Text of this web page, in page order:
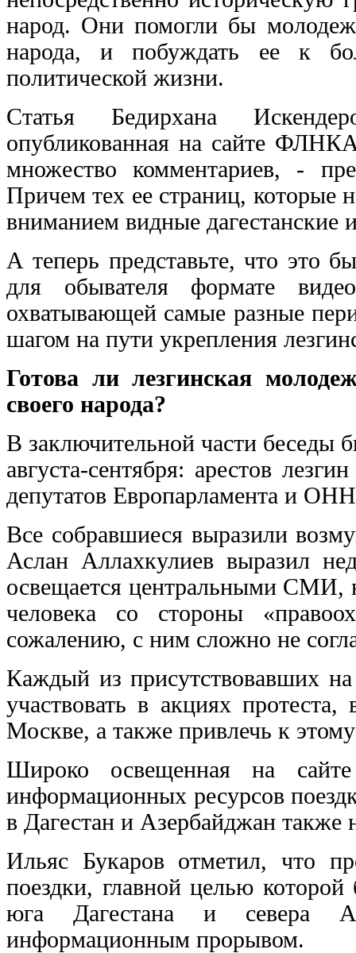
народ. Они помогли бы молодежи
народа, и побуждать ее к
политической жизни.
Статья Бедирхана
опубликованная на сайте
множество комментариев, -
Причем тех ее страниц, которые
вниманием видные дагестанские
А теперь представьте, что это
для обывателя формате
охватывающей самые разные
шагом на пути укрепления
Готова ли лезгинская
своего народа?
В заключительной части беседы
августа-сентября: арестов
депутатов Европарламента и
Все собравшиеся выразили
Аслан Аллахкулиев выразил
освещается центральными СМИ,
человека со стороны
сожалению, с ним сложно не
Каждый из присутствовавших
участвовать в акциях
Москве, а также привлечь к
Широко освещенная на
информационных ресурсов
в Дагестан и Азербайджан также
Ильяс Букаров отметил, что
поездки, главной целью
юга Дагестана и севера
информационным прорывом.